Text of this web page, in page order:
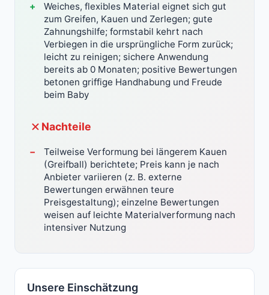
Weiches, flexibles Material eignet sich gut
zum Greifen, Kauen und Zerlegen; gute
Zahnungshilfe; formstabil kehrt nach
Verbiegen in die ursprüngliche Form zurück;
leicht zu reinigen; sichere Anwendung
bereits ab 0 Monaten; positive Bewertungen
betonen griffige Handhabung und Freude
beim Baby
Nachteile
Teilweise Verformung bei längerem Kauen
(Greifball) berichtete; Preis kann je nach
Anbieter variieren (z. B. externe
Bewertungen erwähnen teure
Preisgestaltung); einzelne Bewertungen
weisen auf leichte Materialverformung nach
intensiver Nutzung
Unsere Einschätzung